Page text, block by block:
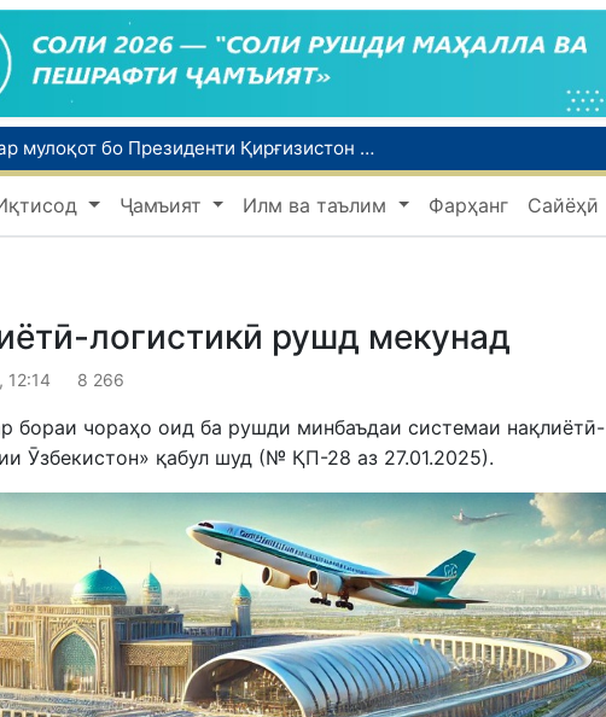
Сарвазири Ӯзбекистон дар мулоқот бо Президенти Қирғизистон дар доираи чорабиниҳои Иттиҳоди иқтисодии АвруОсиё иштирок кард
Дар Қашқадарё анҷумани байналмилалии экологӣ бо иштироки ҷавонон аз нӯҳ кишвар баргузор мешавад
Тошканд ба баргузории чемпионати Осиё оид ба вазнабардорӣ омодагӣ мебинад
Ҷамъият Илм ва таълим Фарҳанг Сайёҳӣ
логистикӣ рушд мекунад
12:14 8 266
бораи чораҳо оид ба рушди минбаъдаи системаи нақлиётӣ-
Ӯзбекистон» қабул шуд (№ ҚП-28 аз 27.01.2025).